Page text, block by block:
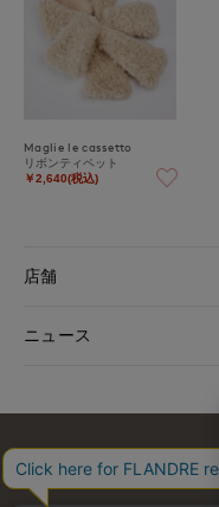
Maglie le cassetto
リボンティペット
￥2,640(税込)
店舗
ニュース